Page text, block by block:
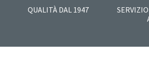
QUALITÀ DAL 1947